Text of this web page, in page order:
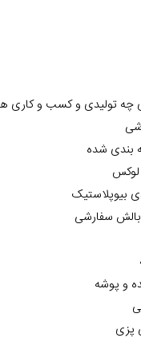
چه تولیدی و کسب و کاری
بندی شده
بیوپلاستیک
سفارشی
و پوشه
پزی